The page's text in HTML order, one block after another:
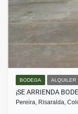
BODEGA ALQUILER
¡SE ARRIENDA
Pereira, Risaralda,